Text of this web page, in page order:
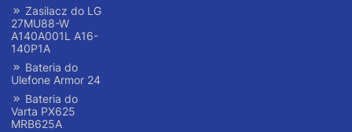
Zasilacz do LG
27MU88-W
A140A001L A16-
140P1A
Bateria do
Ulefone Armor 24
Bateria do
Varta PX625
MRB625A